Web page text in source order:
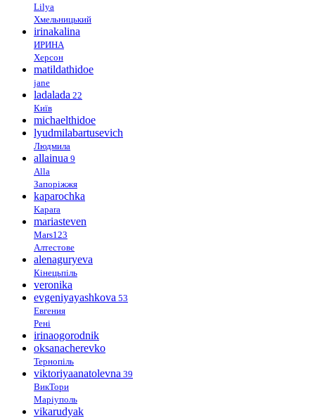
Lilya
Хмельницький
irinakalina
ИРИНА
Херсон
matildathidoe
jane
ladalada 22
Київ
michaelthidoe
lyudmilabartusevich
Людмила
allainua 9
Alla
Запоріжжя
kaparochka
Kapara
mariasteven
Mars123
Алтестове
alenaguryeva
Кінецьпіль
veronika
evgeniyayashkova 53
Евгения
Рені
irinaogorodnik
oksanacherevko
Тернопіль
viktoriyaanatolevna 39
ВикТори
Маріуполь
vikarudyak